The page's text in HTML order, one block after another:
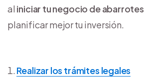
al iniciar tu negocio de abarrotes
planificar mejor tu inversión.
Realizar los trámites legales